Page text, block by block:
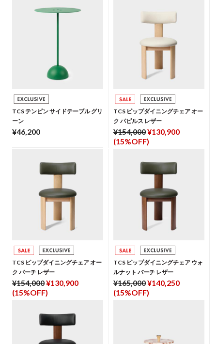
TCS テンピン サイドテーブル グリ
ーン
¥46,200
TCS ピップダイニングチェア オー
ク パピルス レザー
¥154,000¥130,900
(15%OFF)
TCS ピップダイニングチェア オー
ク バーチ レザー
¥154,000¥130,900
(15%OFF)
TCS ピップダイニングチェア ウォ
ルナット バーチ レザー
¥165,000¥140,250
(15%OFF)